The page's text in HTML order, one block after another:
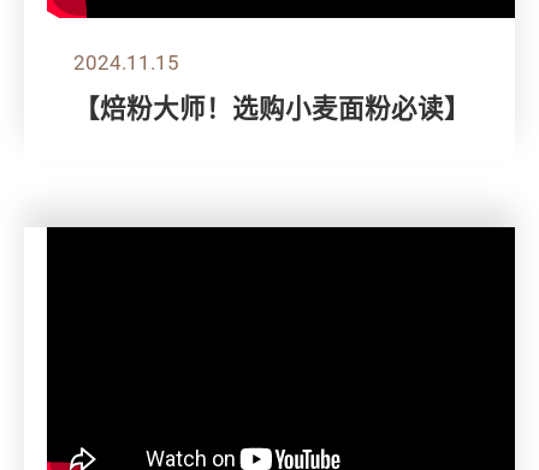
2024.11.15
【焙粉大师！选购小麦面粉必读】